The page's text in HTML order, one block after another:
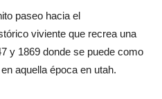
paseo hacia el
viviente que recrea una
y 1869 donde se puede como
aquella época en utah.